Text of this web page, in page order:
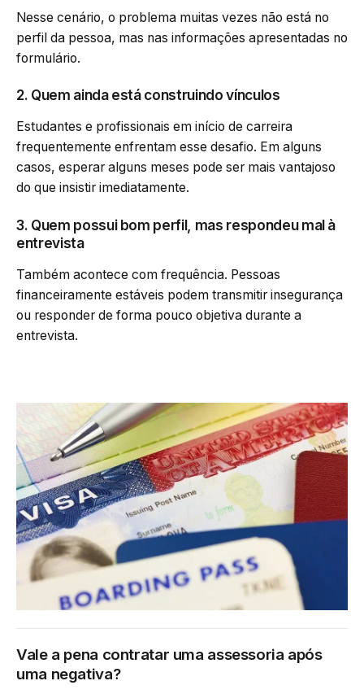
Nesse cenário, o problema muitas vezes não está no
perfil da pessoa, mas nas informações apresentadas no
formulário.
2. Quem ainda está construindo vínculos
Estudantes e profissionais em início de carreira
frequentemente enfrentam esse desafio. Em alguns
casos, esperar alguns meses pode ser mais vantajoso
do que insistir imediatamente.
3. Quem possui bom perfil, mas respondeu mal à
entrevista
Também acontece com frequência. Pessoas
financeiramente estáveis podem transmitir insegurança
ou responder de forma pouco objetiva durante a
entrevista.
Vale a pena contratar uma assessoria após
uma negativa?